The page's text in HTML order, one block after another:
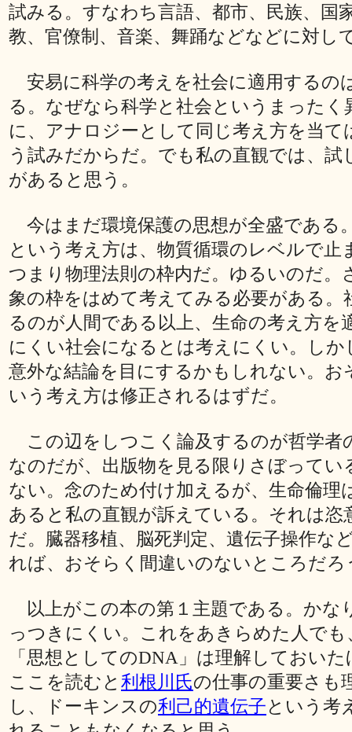
試みる。すなわち言語、都市、民族、国
教、官僚制、音楽、舞踊などなどに対し
安易に科学の考えを社会に適用するの
る。なぜなら科学と社会というまったく
に、アナロジーとして同じ考え方を当て
う試みだからだ。でも私の直観では、試
があると思う。
今はまだ環境保護の思想が全盛である
という考え方は、物質循環のレベルで止
つまり物理法則の枠内だ。ゆるいのだ。
象の枠をはめて考えてみる必要がある。
るのが人間である以上、生命の考え方を
にくい社会になるとは考えにくい。し
意外な結論を目にするかもしれない。お
いう考え方は修正されるはずだ。
この辺をしつこく論及するのが哲学者
なのだが、出版物を見る限りさぼってい
ない。念のため付け加えるが、生命倫理
あると私の直観が訴えている。それは恣
だ。臓器移植、脳死判定、遺伝子操作な
れば、おそらく間違いのないところだろ
以上がこの本の第１主題である。かな
っつきにくい。これをあきらめた人でも
「思想としてのDNA」は理解しておい
ここを読むと 利根川氏の仕事の重要さも
し、ドーキンスの利己的遺伝子という考